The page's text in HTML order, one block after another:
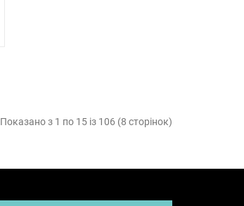
Показано з 1 по 15 із 106 (8 сторінок)